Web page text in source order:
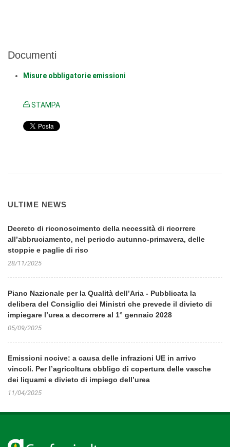
Documenti
Misure obbligatorie emissioni
STAMPA
ULTIME NEWS
Decreto di riconoscimento della necessità di ricorrere
all’abbruciamento, nel periodo autunno-primavera, delle
stoppie e paglie di riso
28/11/2025
Piano Nazionale per la Qualità dell’Aria - Pubblicata la
delibera del Consiglio dei Ministri che prevede il divieto di
impiegare l’urea a decorrere al 1° gennaio 2028
05/09/2025
Emissioni nocive: a causa delle infrazioni UE in arrivo
vincoli. Per l’agricoltura obbligo di copertura delle vasche
dei liquami e divieto di impiego dell’urea
11/04/2025